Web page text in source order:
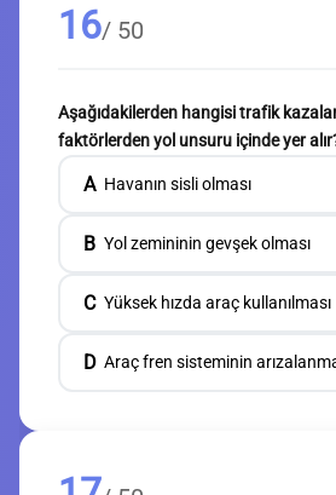
16/ 50
Aşağıdakilerden hangisi trafik
faktörlerden yol unsuru içinde yer
A Havanın sisli olması
B Yol zemininin gevşek olması
C Yüksek hızda araç kullanılması
D Araç fren sisteminin